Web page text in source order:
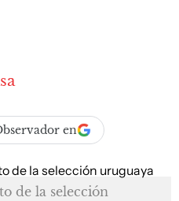
en
de la selección